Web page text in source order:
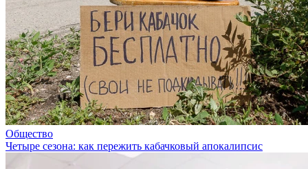
Общество
Четыре сезона: как пережить кабачковый апокалипсис